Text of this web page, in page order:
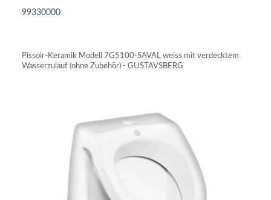
99330000
Pissoir-Keramik Modell 7G5100-SAVAL weiss mit verdecktem
Wasserzulauf (ohne Zubehör) - GUSTAVSBERG